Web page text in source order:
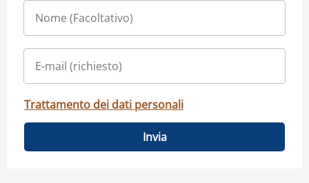
Trattamento dei dati personali
Invia